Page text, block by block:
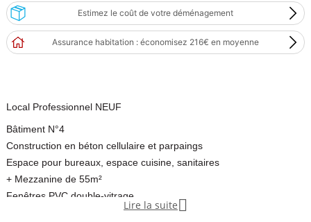
Estimez le coût de votre déménagement
Assurance habitation : économisez 216€ en moyenne
Local Professionnel NEUF
Bâtiment N°4
Construction en béton cellulaire et parpaings
Espace pour bureaux, espace cuisine, sanitaires
+ Mezzanine de 55m²
Fenêtres PVC double-vitrage
Portail sectionnel électrique 4 x 4.5m de haut
Lire la suite